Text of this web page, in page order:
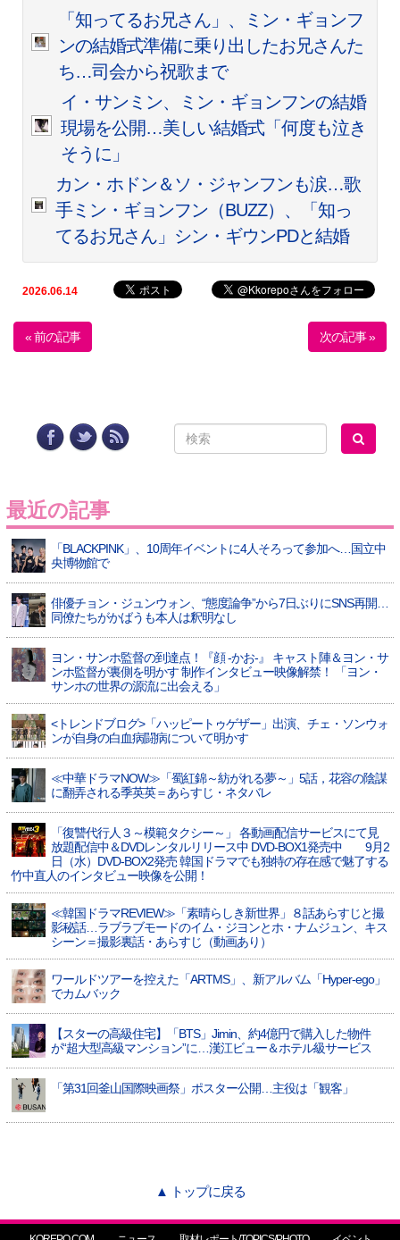
「知ってるお兄さん」、ミン・ギョンフ
ンの結婚式準備に乗り出したお兄さんた
ち…司会から祝歌まで
イ・サンミン、ミン・ギョンフンの結婚
現場を公開…美しい結婚式「何度も泣き
そうに」
カン・ホドン＆ソ・ジャンフンも涙…歌
手ミン・ギョンフン（BUZZ）、「知っ
てるお兄さん」シン・ギウンPDと結婚
2026.06.14
« 前の記事 次の記事 »
最近の記事
「BLACKPINK」、10周年イベントに4人そろって参加へ…国立中
央博物館で
俳優チョン・ジュンウォン、“態度論争”から7日ぶりにSNS再開…
同僚たちがかばうも本人は釈明なし
ヨン・サンホ監督の到達点！『顔 -かお-』 キャスト陣＆ヨン・サ
ンホ監督が裏側を明かす 制作インタビュー映像解禁！ 「ヨン・
サンホの世界の源流に出会える」
<トレンドブログ>「ハッピートゥゲザー」出演、チェ・ソンウォ
ンが自身の白血病闘病について明かす
≪中華ドラマNOW≫「蜀紅錦～紡がれる夢～」5話，花容の陰謀
に翻弄される季英英＝あらすじ・ネタバレ
「復讐代行人３～模範タクシー～」 各動画配信サービスにて見
放題配信中＆DVDレンタルリリース中 DVD-BOX1発売中 9月2
日（水）DVD-BOX2発売 韓国ドラマでも独特の存在感で魅了する
竹中直人のインタビュー映像を公開！
≪韓国ドラマREVIEW≫「素晴らしき新世界」８話あらすじと撮
影秘話…ラブラブモードのイム・ジヨンとホ・ナムジュン、キス
シーン＝撮影裏話・あらすじ（動画あり）
ワールドツアーを控えた「ARTMS」、新アルバム「Hyper-ego」
でカムバック
【スターの高級住宅】「BTS」Jimin、約4億円で購入した物件
が“超大型高級マンション”に…漢江ビュー＆ホテル級サービス
「第31回釜山国際映画祭」ポスター公開…主役は「観客」
▲ トップに戻る